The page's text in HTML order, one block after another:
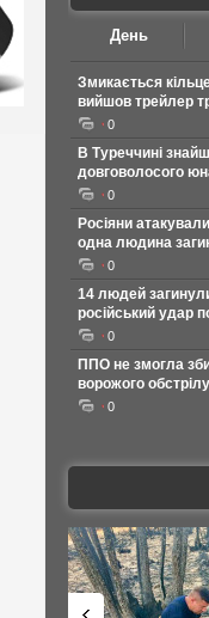
День
Змикається
вийшов трейлер
0
В Туреччині
довговолосого
0
Росіяни
одна людина
0
14 людей
російський удар
0
ППО не змогла
ворожого обстрілу
0